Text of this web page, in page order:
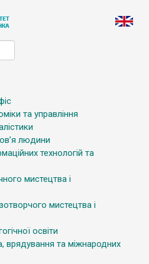
та управління
людини
технологій та
мистецтва і
мистецтва і
освіти
врядування та міжнародних